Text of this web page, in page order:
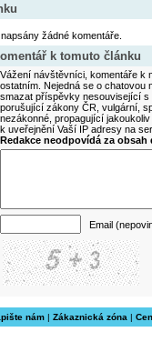
žádné komentáře.
k tomuto článku
Vážení návštěvníci, komentáře k
ostatním. Nejedná se o
smazat příspěvky nesouvisející
porušující zákony ČR, vulgární,
nezákonné, propagující
k uveřejnění Vaší IP adresy na
Redakce neodpovídá za
Email
nám| Zákaznická zóna |